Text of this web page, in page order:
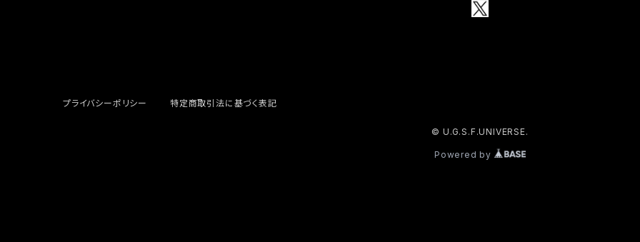
プライバシーポリシー 特定商取引法に基づく表記
© U.G.S.F.UNIVERSE.
Powered by